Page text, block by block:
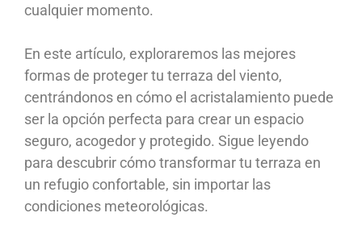
cualquier momento.
En este artículo, exploraremos las mejores
formas de proteger tu terraza del viento,
centrándonos en cómo el acristalamiento puede
ser la opción perfecta para crear un espacio
seguro, acogedor y protegido. Sigue leyendo
para descubrir cómo transformar tu terraza en
un refugio confortable, sin importar las
condiciones meteorológicas.